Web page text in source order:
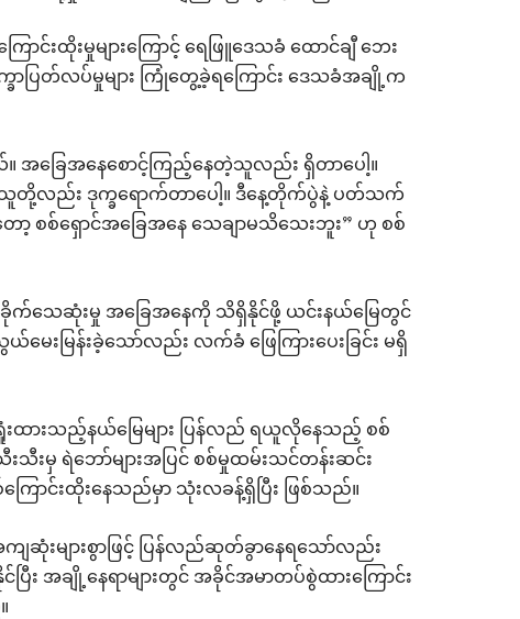
းထိုးမှုများကြောင့် ရေဖြူဒေသခံ ထောင်ချီ ဘေး
ာပြတ်လပ်မှုများ ကြုံတွေ့ခဲ့ရကြောင်း ဒေသခံအချို့က
အခြေအနေစောင့်ကြည့်နေတဲ့သူလည်း ရှိတာပေါ့။
တို့လည်း ဒုက္ခရောက်တာပေါ့။ ဒီနေ့တိုက်ပွဲနဲ့ ပတ်သက်
စစ်ရှောင်အခြေအနေ သေချာမသိသေးဘူး” ဟု စစ်
သေဆုံးမှု အခြေအနေကို သိရှိနိုင်ဖို့ ယင်းနယ်မြေတွင်
မြန်းခဲ့သော်လည်း လက်ခံ ဖြေကြားပေးခြင်း မရှိ
ထားသည့်နယ်မြေများ ပြန်လည် ရယူလိုနေသည့် စစ်
မှ ရဲဘော်များအပြင် စစ်မှုထမ်းသင်တန်းဆင်း
ြောင်းထိုးနေသည်မှာ သုံးလခန့်ရှိပြီး ဖြစ်သည်။
များစွာဖြင့် ပြန်လည်ဆုတ်ခွာနေရသော်လည်း
ြီး အချို့နေရာများတွင် အခိုင်အမာတပ်စွဲထားကြောင်း